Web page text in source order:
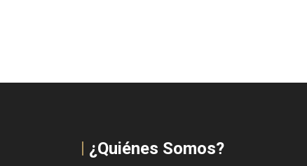
¿Quiénes Somos?